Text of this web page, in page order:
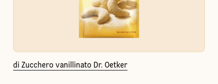
di Zucchero vanillinato Dr. Oetker